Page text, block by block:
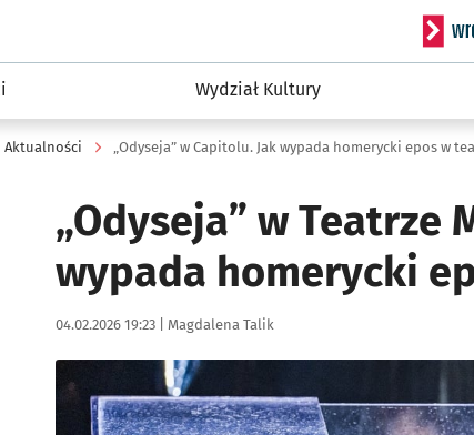
Wydział Kultury
Aktualności „Odyseja” w Capitolu. Jak wypada homerycki epos w
„Odyseja” w Teatrze
wypada homerycki
Data publikacji:
04.02.2026 19:23 | Autor:
Magdalena Talik
Kliknij, aby zobaczyć galerię